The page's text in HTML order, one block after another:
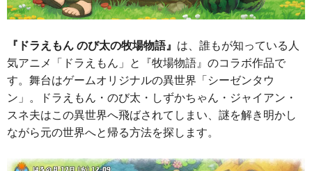
『ドラえもん のび太の牧場物語』 は、誰もが知っている人
気アニメ「ドラえもん」と『牧場物語』のコラボ作品で
す。舞台はゲームオリジナルの異世界「シーゼンタウ
ン」。ドラえもん・のび太・しずかちゃん・ジャイアン・
スネ夫はこの異世界へ飛ばされてしまい、謎を解き明かし
ながら元の世界へと帰る方法を探します。